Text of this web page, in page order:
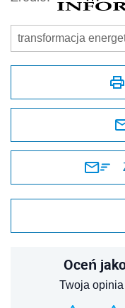
transformacja
Oceń
Twoja